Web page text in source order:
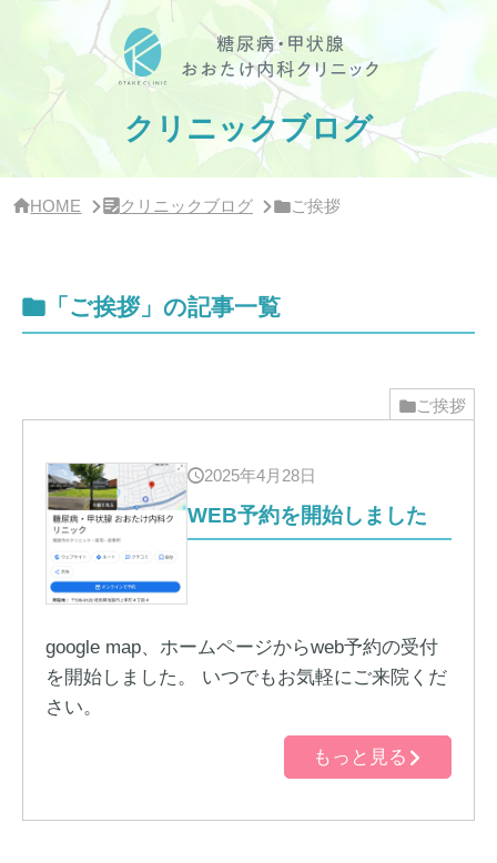
クリニックブログ
HOME クリニックブログ ご挨拶
「ご挨拶」の記事一覧
ご挨拶
2025年4月28日
WEB予約を開始しました
google map、ホームページからweb予約の受付
を開始しました。 いつでもお気軽にご来院くだ
さい。
もっと見る